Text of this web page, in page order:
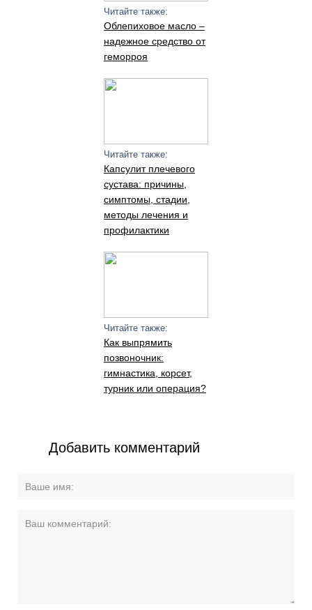
Читайте также:
Облепиховое масло –
надежное средство от
геморроя
Читайте также:
Капсулит плечевого
сустава: причины,
симптомы, стадии,
методы лечения и
профилактики
Читайте также:
Как выпрямить
позвоночник:
гимнастика, корсет,
турник или операция?
Добавить комментарий